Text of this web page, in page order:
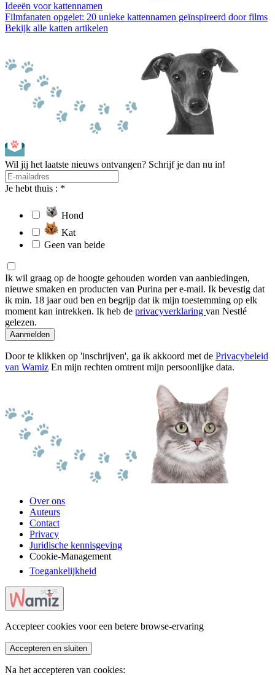
Ideeën voor kattennamen
Filmfanaten opgelet: 20 unieke kattennamen geïnspireerd door films
Bekijk alle katten artikelen
Wil jij het laatste nieuws ontvangen? Schrijf je dan nu in!
Je hebt thuis : *
Hond
Kat
Geen van beide
Ik wil graag op de hoogte gehouden worden van aanbiedingen,
nieuwe smaken en producten van Purina per e-mail. Ik bevestig dat
ik min. 18 jaar oud ben en begrijp dat ik mijn toestemming op elk
moment kan intrekken. Ik heb de privacyverklaring van Nestlé
gelezen.
Aanmelden
Door te klikken op 'inschrijven', ga ik akkoord met de Privacybeleid
van Wamiz En mijn rechten omtrent mijn persoonlijke data.
Over ons
Auteurs
Contact
Privacy
Juridische kennisgeving
Cookie-Management
Toegankelijkheid
Accepteer cookies voor een betere browse-ervaring
Accepteren en sluiten
Na het accepteren van cookies: